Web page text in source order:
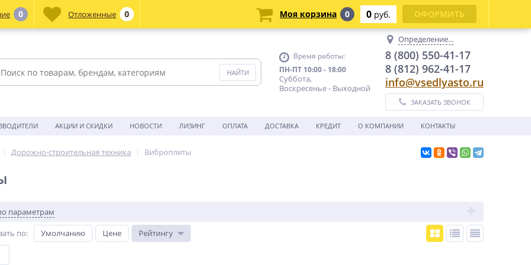
Время работы:
ПН-ПТ 10:00 - 18:00
Суббота,
Воскресенье - Выходной
Определение...
8 (800) 550-41-17
8 (812) 962-41-17
info@vsedlyasto.ru
ЗАКАЗАТЬ ЗВОНОК
АКЦИИ И СКИДКИ НОВОСТИ ЛИЗИНГ ОПЛАТА ДОСТАВКА КРЕДИТ О КОМПАНИИ КОНТАКТЫ
Дорожно-строительная техника Виброплиты
параметрам
по: Умолчанию Цене Рейтингу
0 Отложенные 0 Моя корзина 0 0 руб. ОФОРМИТЬ